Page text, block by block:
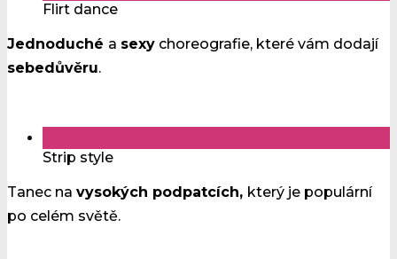
Flirt dance
Jednoduché a sexy choreografie, které vám dodají
sebedůvěru.
Strip style
Tanec na vysokých podpatcích, který je populární
po celém světě.